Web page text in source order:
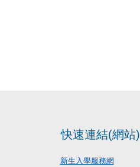
快速連結(網站)
新生入學服務網